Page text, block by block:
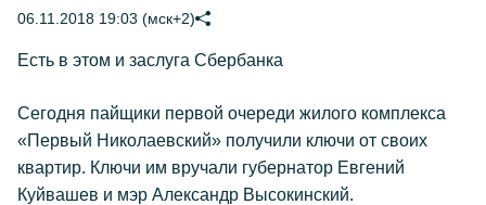
06.11.2018 19:03 (мск+2)
Есть в этом и заслуга Сбербанка
Сегодня пайщики первой очереди жилого комплекса
«Первый Николаевский» получили ключи от своих
квартир. Ключи им вручали губернатор Евгений
Куйвашев и мэр Александр Высокинский.